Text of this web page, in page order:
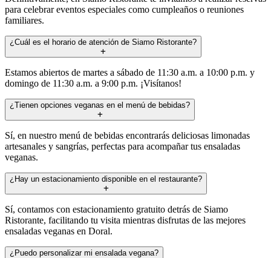
para celebrar eventos especiales como cumpleaños o reuniones
familiares.
¿Cuál es el horario de atención de Siamo Ristorante?
Estamos abiertos de martes a sábado de 11:30 a.m. a 10:00 p.m. y
domingo de 11:30 a.m. a 9:00 p.m. ¡Visítanos!
¿Tienen opciones veganas en el menú de bebidas?
Sí, en nuestro menú de bebidas encontrarás deliciosas limonadas
artesanales y sangrías, perfectas para acompañar tus ensaladas
veganas.
¿Hay un estacionamiento disponible en el restaurante?
Sí, contamos con estacionamiento gratuito detrás de Siamo
Ristorante, facilitando tu visita mientras disfrutas de las mejores
ensaladas veganas en Doral.
¿Puedo personalizar mi ensalada vegana?